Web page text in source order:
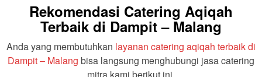
Rekomendasi Catering Aqiqah
Terbaik di Dampit – Malang
Anda yang membutuhkan layanan catering aqiqah terbaik di
Dampit – Malang bisa langsung menghubungi jasa catering
mitra kami berikut ini.